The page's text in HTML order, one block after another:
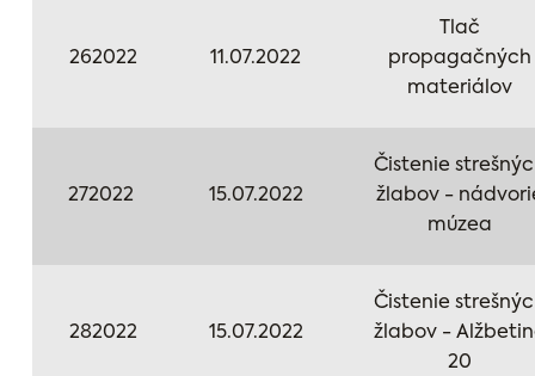
262022 11.07.2022
Tlač
propagačných
materiálov
272022 15.07.2022
Čistenie
žlabov -
múzea
282022 15.07.2022
Čistenie
žlabov -
20